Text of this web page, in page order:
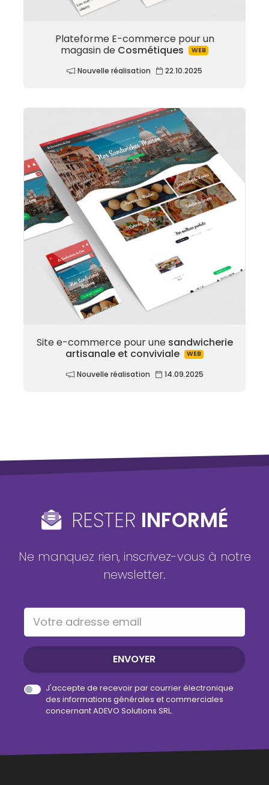
Plateforme E-commerce pour un
magasin de Cosmétiques WEB
Nouvelle réalisation 22.10.2025
Site e-commerce pour une sandwicherie
artisanale et conviviale
WEB
Nouvelle réalisation 14.09.2025
RESTER INFORMÉ
Ne manquez rien, inscrivez-vous à notre
newsletter.
Votre adresse email
ENVOYER
J'accepte de recevoir par courrier électronique
des informations générales et commerciales
concernant ADEVO Solutions SRL.